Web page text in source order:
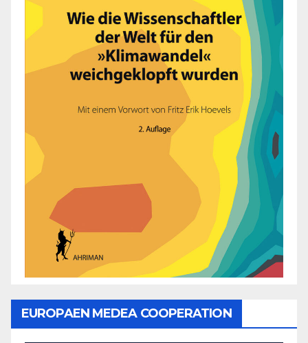
EUROPAEN MEDEA COOPERATION